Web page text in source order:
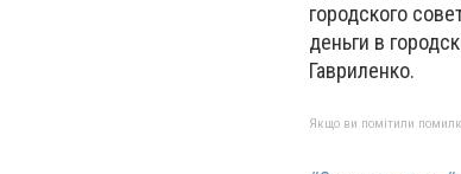
городского
деньги в
Гавриленко.
Якщо ви помітили